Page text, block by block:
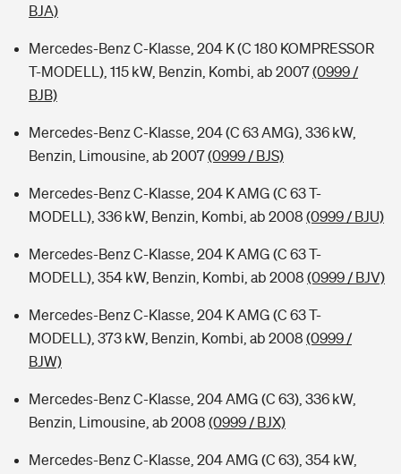
BJA)
Mercedes-Benz C-Klasse, 204 K (C 180 KOMPRESSOR
T-MODELL), 115 kW, Benzin, Kombi, ab 2007(0999 /
BJB)
Mercedes-Benz C-Klasse, 204 (C 63 AMG), 336 kW,
Benzin, Limousine, ab 2007(0999 / BJS)
Mercedes-Benz C-Klasse, 204 K AMG (C 63 T-
MODELL), 336 kW, Benzin, Kombi, ab 2008 (0999 / BJU)
Mercedes-Benz C-Klasse, 204 K AMG (C 63 T-
MODELL), 354 kW, Benzin, Kombi, ab 2008 (0999 / BJV)
Mercedes-Benz C-Klasse, 204 K AMG (C 63 T-
MODELL), 373 kW, Benzin, Kombi, ab 2008 (0999 /
BJW)
Mercedes-Benz C-Klasse, 204 AMG (C 63), 336 kW,
Benzin, Limousine, ab 2008 (0999 / BJX)
Mercedes-Benz C-Klasse, 204 AMG (C 63), 354 kW,